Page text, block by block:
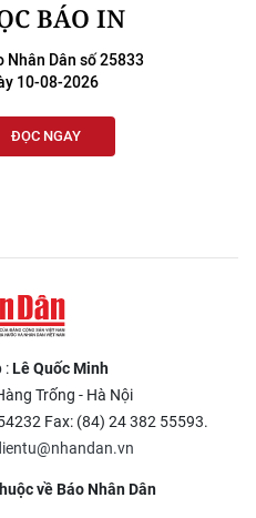
BÁO IN
Nhân Dân số 25833
10-08-2026
ĐỌC NGAY
:Lê Quốc Minh
Trống - Hà Nội
Fax: (84) 24 382 55593.
về Báo Nhân Dân